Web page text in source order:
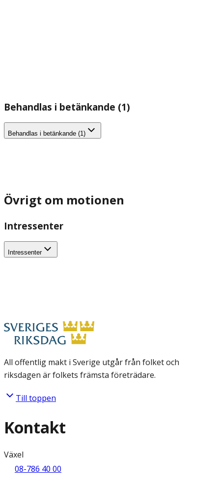
Behandlas i betänkande (1)
Behandlas i betänkande (1)
Övrigt om motionen
Intressenter
Intressenter
All offentlig makt i Sverige utgår från folket och
riksdagen är folkets främsta företrädare.
Till toppen
Kontakt
Växel
08-786 40 00